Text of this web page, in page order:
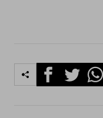
FacebookTwitter